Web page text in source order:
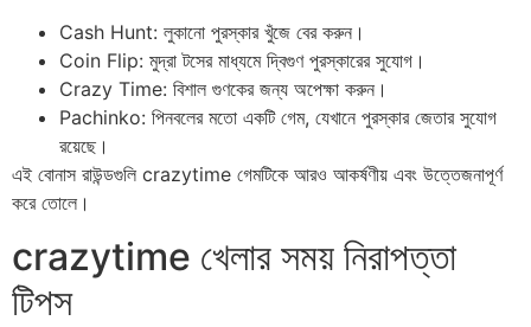
Cash Hunt: লুকানো পুরস্কার খুঁজে বের করুন।
Coin Flip: মুদ্রা টসের মাধ্যমে দ্বিগুণ পুরস্কারের সুযোগ।
Crazy Time: বিশাল গুণকের জন্য অপেক্ষা করুন।
Pachinko: পিনবলের মতো একটি গেম, যেখানে পুরস্কার জেতার সুযোগ
রয়েছে।
এই বোনাস রাউন্ডগুলি crazytime গেমটিকে আরও আকর্ষণীয় এবং উত্তেজনাপূর্ণ
করে তোলে।
crazytime খেলার সময় নিরাপত্তা
টিপস